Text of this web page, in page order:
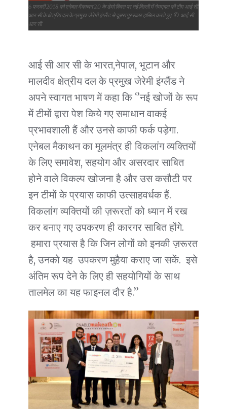
6 फरवरी 2018 को एनेबल मैकाथन 2.0 के डेमो दिवस पर नई दिल्ली में गेमएबल की टीम आई सी
आर सी के क्षेत्रीय दल के प्रमुख जेरेमी इंग्लैंड से दूसरा पुरस्कार हासिल करते हुए. © आई सी
आर सी
आई सी आर सी के भारत,नेपाल, भूटान और
मालदीव क्षेत्रीय दल के प्रमुख जेरेमी इंग्लैंड ने
अपने स्वागत भाषण में कहा कि ‘’नई खोजों के रूप
में टीमों द्वारा पेश किये गए समाधान वाकई
प्रभावशाली हैं और उनसे काफी फर्क पड़ेगा.
एनेबल मैकाथन का मूलमंत्र ही विकलांग व्यक्तियों
के लिए समावेश, सहयोग और असरदार साबित
होने वाले विकल्प खोजना है और उस कसौटी पर
इन टीमों के प्रयास काफी उत्साहवर्धक हैं.
विकलांग व्यक्तियों की ज़रूरतों को ध्यान में रख
कर बनाए गए उपकरण ही कारगर साबित होंगे.
हमारा प्रयास है कि जिन लोगों को इनकी ज़रूरत
है, उनको यह उपकरण मुहैया कराए जा सकें. इसे
अंतिम रूप देने के लिए ही सहयोगियों के साथ
तालमेल का यह फाइनल दौर है.’’